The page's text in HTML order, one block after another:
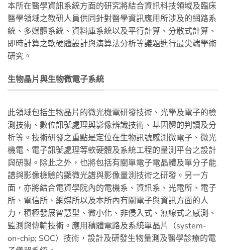
本所在醫學資訊系統方面的研究將結合資訊科技領域及臨床
醫學領域之教研人員供同針對醫學資訊應用所涉及的網路系
統、多媒體系統、資料庫系統以及平行計算、分散式計算、
即時計算之軟硬體設計與演算法分析等議題進行最尖端學術
研究。
生物晶片與生物微電子系統
此領域包括生物晶片的微光機電研發技術、光學及電子的檢
測技術、數位訊號處理與影像辨識技術、基因體的判讀及分
析等。技術研發之重點是定位在生物訊號感測微電子、微光
機電、電子訊號處理等軟硬體及系統工程的量測平台之設計
與研製。除此之外，也將包括有關單電子電晶體及單分子能
譜與影像檢驗的顯微光譜與影像量測技術之研發。另一方
面，亦將結合電資學院內的電機系、資訊系、光電所、電子
所、電信所、網媒所以及本所內有關電子與資訊方面的人
力，積極發展智慧型、微小化、非侵入式、無線式之感測、
監測與傳輸技術。應用積體電路及系統單晶片（system-
on-chip; SOC）技術，設計及研發生物量測及醫學診療的電